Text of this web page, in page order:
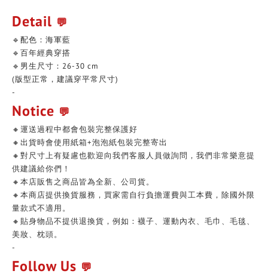
Detail 💬
🔹配色：海軍藍
🔹百年經典穿搭
🔹男生尺寸：26-30 cm
(版型正常，建議穿平常尺寸)
-
Notice 💬
🔸運送過程中都會包裝完整保護好
🔸出貨時會使用紙箱+泡泡紙包裝完整寄出
🔸對尺寸上有疑慮也歡迎向我們客服人員做詢問，我們非常樂意提
供建議給你們！
🔸本店販售之商品皆為全新、公司貨。
🔸本商店提供換貨服務，買家需自行負擔運費與工本費，除國外限
量款式不適用。
🔸貼身物品不提供退換貨，例如：襪子、運動內衣、毛巾、毛毯、
美妝、枕頭。
-
Follow Us 💬